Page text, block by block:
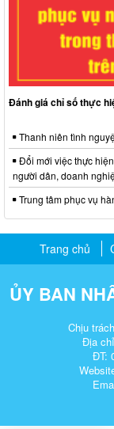
Đánh giá chỉ số thực
Thanh niên tình
Đổi mới việc thực
người dân, doanh
Trung tâm phục vụ
Trang chủ
ỦY BAN
Chịu
Địa
ĐT: